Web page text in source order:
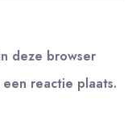
deze browser
reactie plaats.